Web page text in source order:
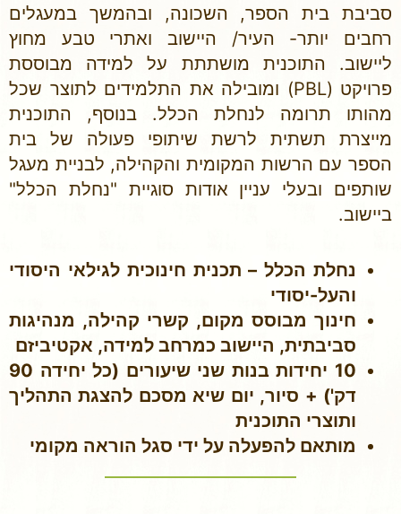
סביבת בית הספר, השכונה, ובהמשך במעגלים
רחבים יותר- העיר/ היישוב ואתרי טבע מחוץ
ליישוב. התוכנית מושתתת על למידה מבוססת
פרויקט (PBL) ומובילה את התלמידים לתוצר שכל
מהותו תרומה לנחלת הכלל. בנוסף, התוכנית
מייצרת תשתית לרשת שיתופי פעולה של בית
הספר עם הרשות המקומית והקהילה, לבניית מעגל
שותפים ובעלי עניין אודות סוגיית "נחלת הכלל"
ביישוב.
נחלת הכלל – תכנית חינוכית לגילאי היסודי
והעל-יסודי
חינוך מבוסס מקום, קשרי קהילה, מנהיגות
סביבתית, היישוב כמרחב למידה, אקטיביזם
10 יחידות בנות שני שיעורים (כל יחידה 90
דק') + סיור, יום שיא מסכם להצגת התהליך
ותוצרי התוכנית
מותאם להפעלה על ידי סגל הוראה מקומי